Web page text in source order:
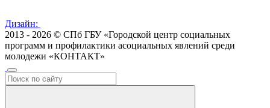
Дизайн:
2013 - 2026 © СПб ГБУ «Городской центр социальных
программ и профилактики асоциальных явлений среди
молодежи «КОНТАКТ»